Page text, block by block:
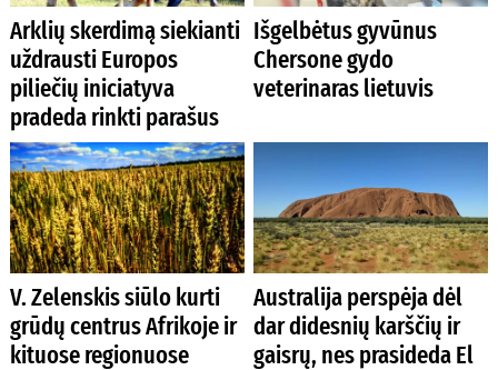
Arklių skerdimą siekianti
uždrausti Europos
piliečių iniciatyva
pradeda rinkti parašus
Išgelbėtus gyvūnus
Chersone gydo
veterinaras lietuvis
V. Zelenskis siūlo kurti
grūdų centrus Afrikoje ir
kituose regionuose
Australija perspėja dėl
dar didesnių karščių ir
gaisrų, nes prasideda El